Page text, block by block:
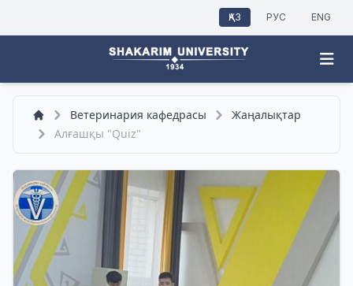
ҚАЗ РУС ENG
Ветеринария кафедрасы
Жаңалықтар
Алғашқы "Quiz"